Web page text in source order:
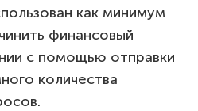
как минимум
финансовый
с помощью отправки
количества